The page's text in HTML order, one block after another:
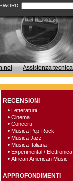
noi Assistenza tecnica
RECENSIONI
• Letteratura
• Cinema
• Concerti
• Musica Pop-Rock
• Musica Jazz
• Musica Italiana
• Experimental / Elettronica
• African American Music
APPROFONDIMENTI